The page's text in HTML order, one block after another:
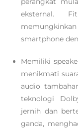
eksternal.
smartphone
Memiliki
menikmati
audio
teknologi
jernih dan
ganda,